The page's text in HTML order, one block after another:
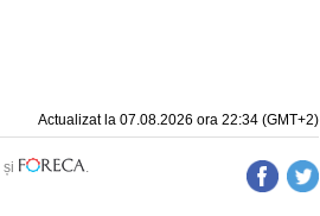
Actualizat la 07.08.2026 ora 22:34 (GMT+2)
și
.